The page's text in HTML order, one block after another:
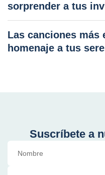
sorprender a tus
Las canciones más
homenaje a tus
Suscríbete a